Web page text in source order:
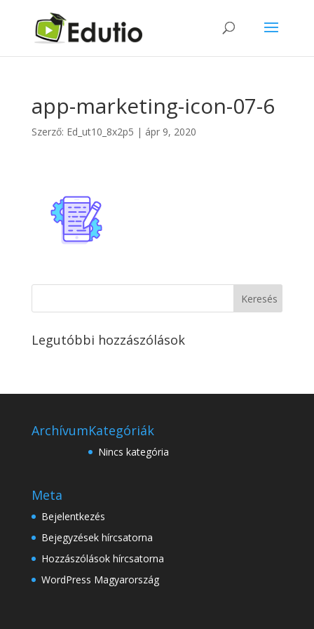
app-marketing-icon-07-6
Szerző: Ed_ut10_8x2p5 | ápr 9, 2020
Legutóbbi hozzászólások
ArchívumKategóriák
Nincs kategória
Meta
Bejelentkezés
Bejegyzések hírcsatorna
Hozzászólások hírcsatorna
WordPress Magyarország